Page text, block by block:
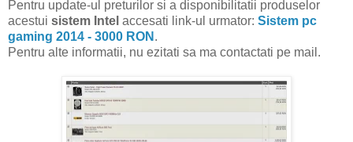
Pentru update-ul preturilor si a disponibilitatii produselor
acestui sistem Intel accesati link-ul urmator: Sistem pc
gaming 2014 - 3000 RON .
Pentru alte informatii, nu ezitati sa ma contactati pe mail.